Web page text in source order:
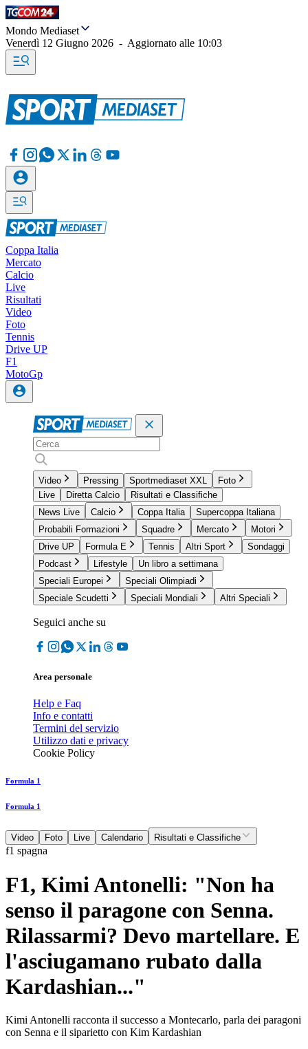
Mondo Mediaset
Venerdì 12 Giugno 2026 - Aggiornato alle 10:03
Coppa Italia
Mercato
Calcio
Live
Risultati
Video
Foto
Tennis
Drive UP
F1
MotoGp
Video Pressing Sportmediaset XXL
Foto
Live
Diretta Calcio
Risultati e Classifiche
News Live
Calcio Coppa Italia
Supercoppa Italiana
Probabili Formazioni
Squadre Mercato
Motori
Drive UP
Formula E Tennis Altri Sport
Sondaggi
Podcast
Lifestyle
Un libro a settimana
Speciali Europei
Speciali Olimpiadi
Speciale Scudetti
Speciali Mondiali Altri Speciali
Seguici anche su
Area personale
Help e Faq
Info e contatti
Termini del servizio
Utilizzo dati e privacy
Cookie Policy
Formula 1
Formula 1
Video Foto Live Calendario Risultati e Classifiche
f1 spagna
F1, Kimi Antonelli: "Non ha
senso il paragone con Senna.
Rilassarmi? Devo martellare. E
l'asciugamano rubato dalla
Kardashian..."
Kimi Antonelli racconta il successo a Montecarlo, parla dei paragoni
con Senna e il siparietto con Kim Kardashian